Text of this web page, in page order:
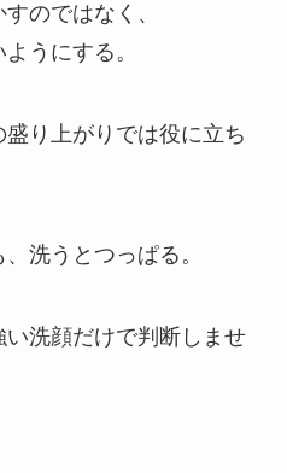
のではなく、
うにする。
り上がりでは役に立ち
洗うとつっぱる。
洗顔だけで判断しませ